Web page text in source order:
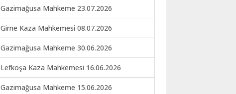
Gazimağusa Mahkeme 23.07.2026
Girne Kaza Mahkemesi 08.07.2026
Gazimağusa Mahkeme 30.06.2026
Lefkoşa Kaza Mahkemesi 16.06.2026
Gazimağusa Mahkeme 15.06.2026